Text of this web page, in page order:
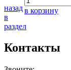
в корзину
назад
в
раздел
Контакты